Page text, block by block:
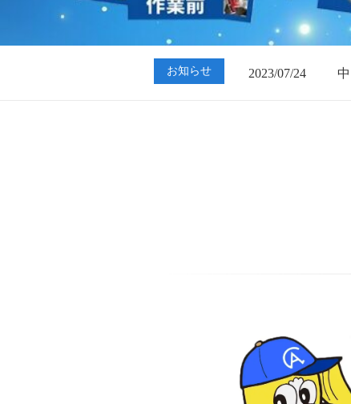
お知らせ
2023/01/12
2023/07/24
2023/01/12